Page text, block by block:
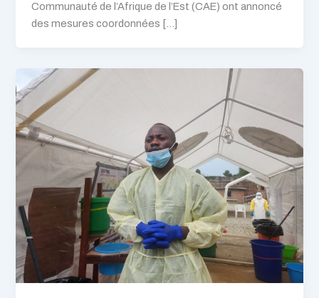
Communauté de l’Afrique de l’Est (CAE) ont annoncé
des mesures coordonnées […]